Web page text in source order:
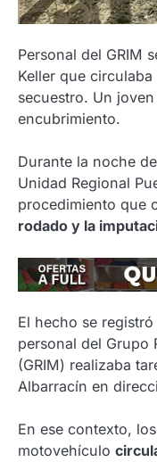
Personal del GRIM
Keller que
secuestro. Un
encubrimiento.
Durante la noche
Unidad Regional
procedimiento que
rodado y la
El hecho se
personal del Grupo
(GRIM) realizaba
Albarracín en
En ese contexto,
motovehículo